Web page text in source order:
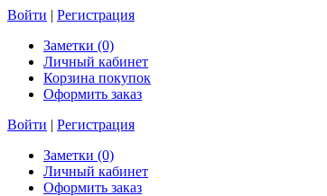
Войти | Регистрация
Заметки (0)
Личный кабинет
Корзина покупок
Оформить заказ
Войти | Регистрация
Заметки (0)
Личный кабинет
Оформить заказ